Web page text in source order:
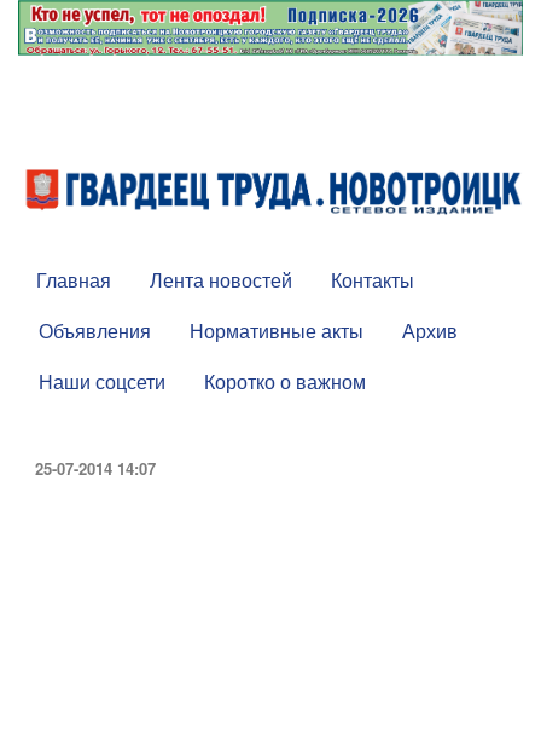
Главная Лента новостей
Контакты
Объявления
Нормативные акты
Архив
Наши соцсети
Коротко о важном
25-07-2014 14:07